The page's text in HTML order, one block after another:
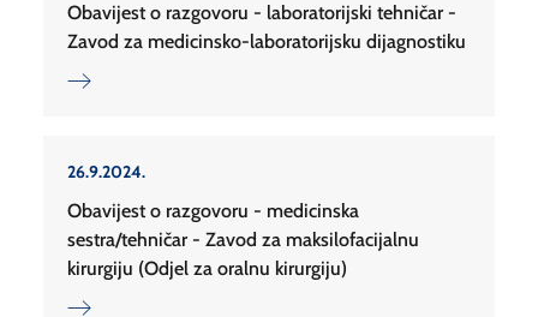
Obavijest o razgovoru - laboratorijski tehničar -
Zavod za medicinsko-laboratorijsku dijagnostiku
26.9.2024.
Obavijest o razgovoru - medicinska
sestra/tehničar - Zavod za maksilofacijalnu
kirurgiju (Odjel za oralnu kirurgiju)